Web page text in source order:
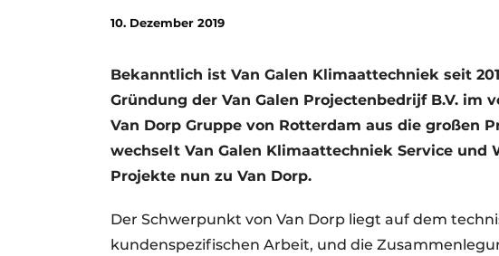
Podcasts
GeschichteMetadaten
Ein Stellenangebot registrieren
Freie Stellen
Videos
10. Dezember 2019
Bekanntlich ist Van Galen Klimaattechniek seit
Gründung der Van Galen Projectenbedrijf B.V. im
Van Dorp Gruppe von Rotterdam aus die großen
wechselt Van Galen Klimaattechniek Service und
Projekte nun zu Van Dorp.
Der Schwerpunkt von Van Dorp liegt auf dem
kundenspezifischen Arbeit, und die